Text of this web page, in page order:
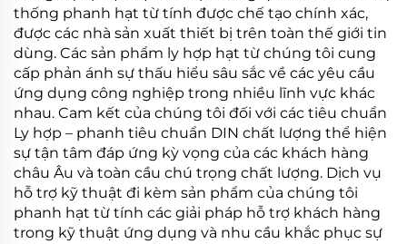
thống phanh hạt từ tính được chế tạo chính xác,
được các nhà sản xuất thiết bị trên toàn thế giới tin
dùng. Các sản phẩm ly hợp hạt từ chúng tôi cung
cấp phản ánh sự thấu hiểu sâu sắc về các yêu cầu
ứng dụng công nghiệp trong nhiều lĩnh vực khác
nhau. Cam kết của chúng tôi đối với các tiêu chuẩn
Ly hợp – phanh tiêu chuẩn DIN chất lượng thể hiện
sự tận tâm đáp ứng kỳ vọng của các khách hàng
châu Âu và toàn cầu chú trọng chất lượng. Dịch vụ
hỗ trợ kỹ thuật đi kèm sản phẩm của chúng tôi
phanh hạt từ tính các giải pháp hỗ trợ khách hàng
trong kỹ thuật ứng dụng và nhu cầu khắc phục sự